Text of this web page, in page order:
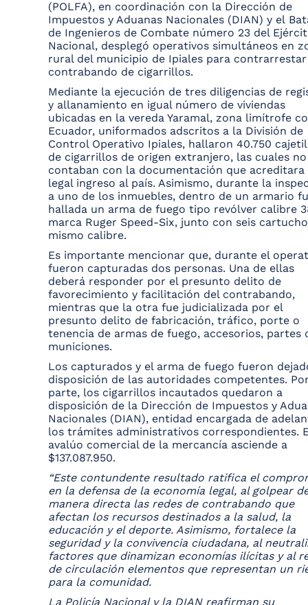
(POLFA), en coordinación con la Dirección de
Impuestos y Aduanas Nacionales (DIAN) y el
de Ingenieros de Combate número 23 del
Nacional, desplegó operativos simultáneos en
rural del municipio de Ipiales para
contrabando de cigarrillos.
Mediante la ejecución de tres diligencias de
y allanamiento en igual número de viviendas
ubicadas en la vereda Yaramal, zona limítrofe
Ecuador, uniformados adscritos a la División de
Control Operativo Ipiales, hallaron 40.750
de cigarrillos de origen extranjero, las cuales no
contaban con la documentación que acreditara
legal ingreso al país. Asimismo, durante la
a uno de los inmuebles, dentro de un armario
hallada un arma de fuego tipo revólver calibre
marca Ruger Speed-Six, junto con seis
mismo calibre.
Es importante mencionar que, durante el
fueron capturadas dos personas. Una de ellas
deberá responder por el presunto delito de
favorecimiento y facilitación del contrabando,
mientras que la otra fue judicializada por el
presunto delito de fabricación, tráfico, porte o
tenencia de armas de fuego, accesorios, partes
municiones.
Los capturados y el arma de fuego fueron
disposición de las autoridades competentes.
parte, los cigarrillos incautados quedaron a
disposición de la Dirección de Impuestos y
Nacionales (DIAN), entidad encargada de
los trámites administrativos correspondientes.
avalúo comercial de la mercancía asciende a
$137.087.950.
“Este contundente resultado ratifica el
en la defensa de la economía legal, al golpear
manera directa las redes de contrabando que
afectan los recursos destinados a la salud, la
educación y el deporte. Asimismo, fortalece la
seguridad y la convivencia ciudadana, al
factores que dinamizan economías ilícitas y al
de circulación elementos que representan un
para la comunidad.
La Policía Nacional y la DIAN reafirman su